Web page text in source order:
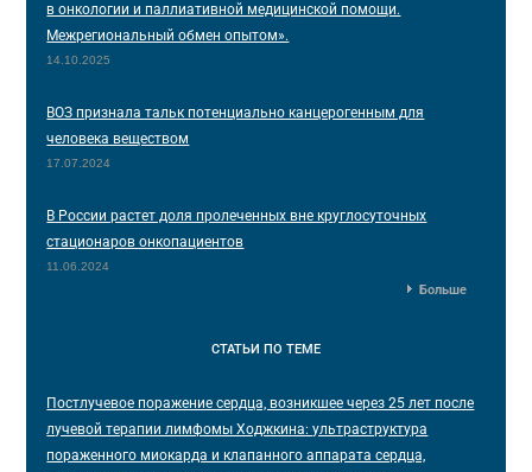
в онкологии и паллиативной медицинской помощи.
Межрегиональный обмен опытом».
14.10.2025
ВОЗ признала тальк потенциально канцерогенным для
человека веществом
17.07.2024
В России растет доля пролеченных вне круглосуточных
стационаров онкопациентов
11.06.2024
Больше
СТАТЬИ ПО ТЕМЕ
Постлучевое поражение сердца, возникшее через 25 лет после
лучевой терапии лимфомы Ходжкина: ультраструктура
пораженного миокарда и клапанного аппарата сердца,